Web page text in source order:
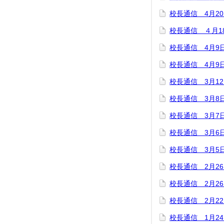
校長通信 4月20
校長通信 ４月
校長通信 4月9
校長通信 4月9
校長通信 3月12
校長通信 3月8
校長通信 3月7
校長通信 3月6
校長通信 3月5
校長通信 2月
校長通信 2月
校長通信 2月22
校長通信 1月24